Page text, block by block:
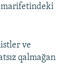
marifetindeki
ve
qalmağan